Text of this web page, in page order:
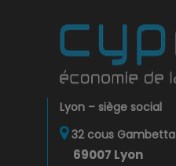
Lyon – siège social
32 cous Gambetta
69007 Lyon